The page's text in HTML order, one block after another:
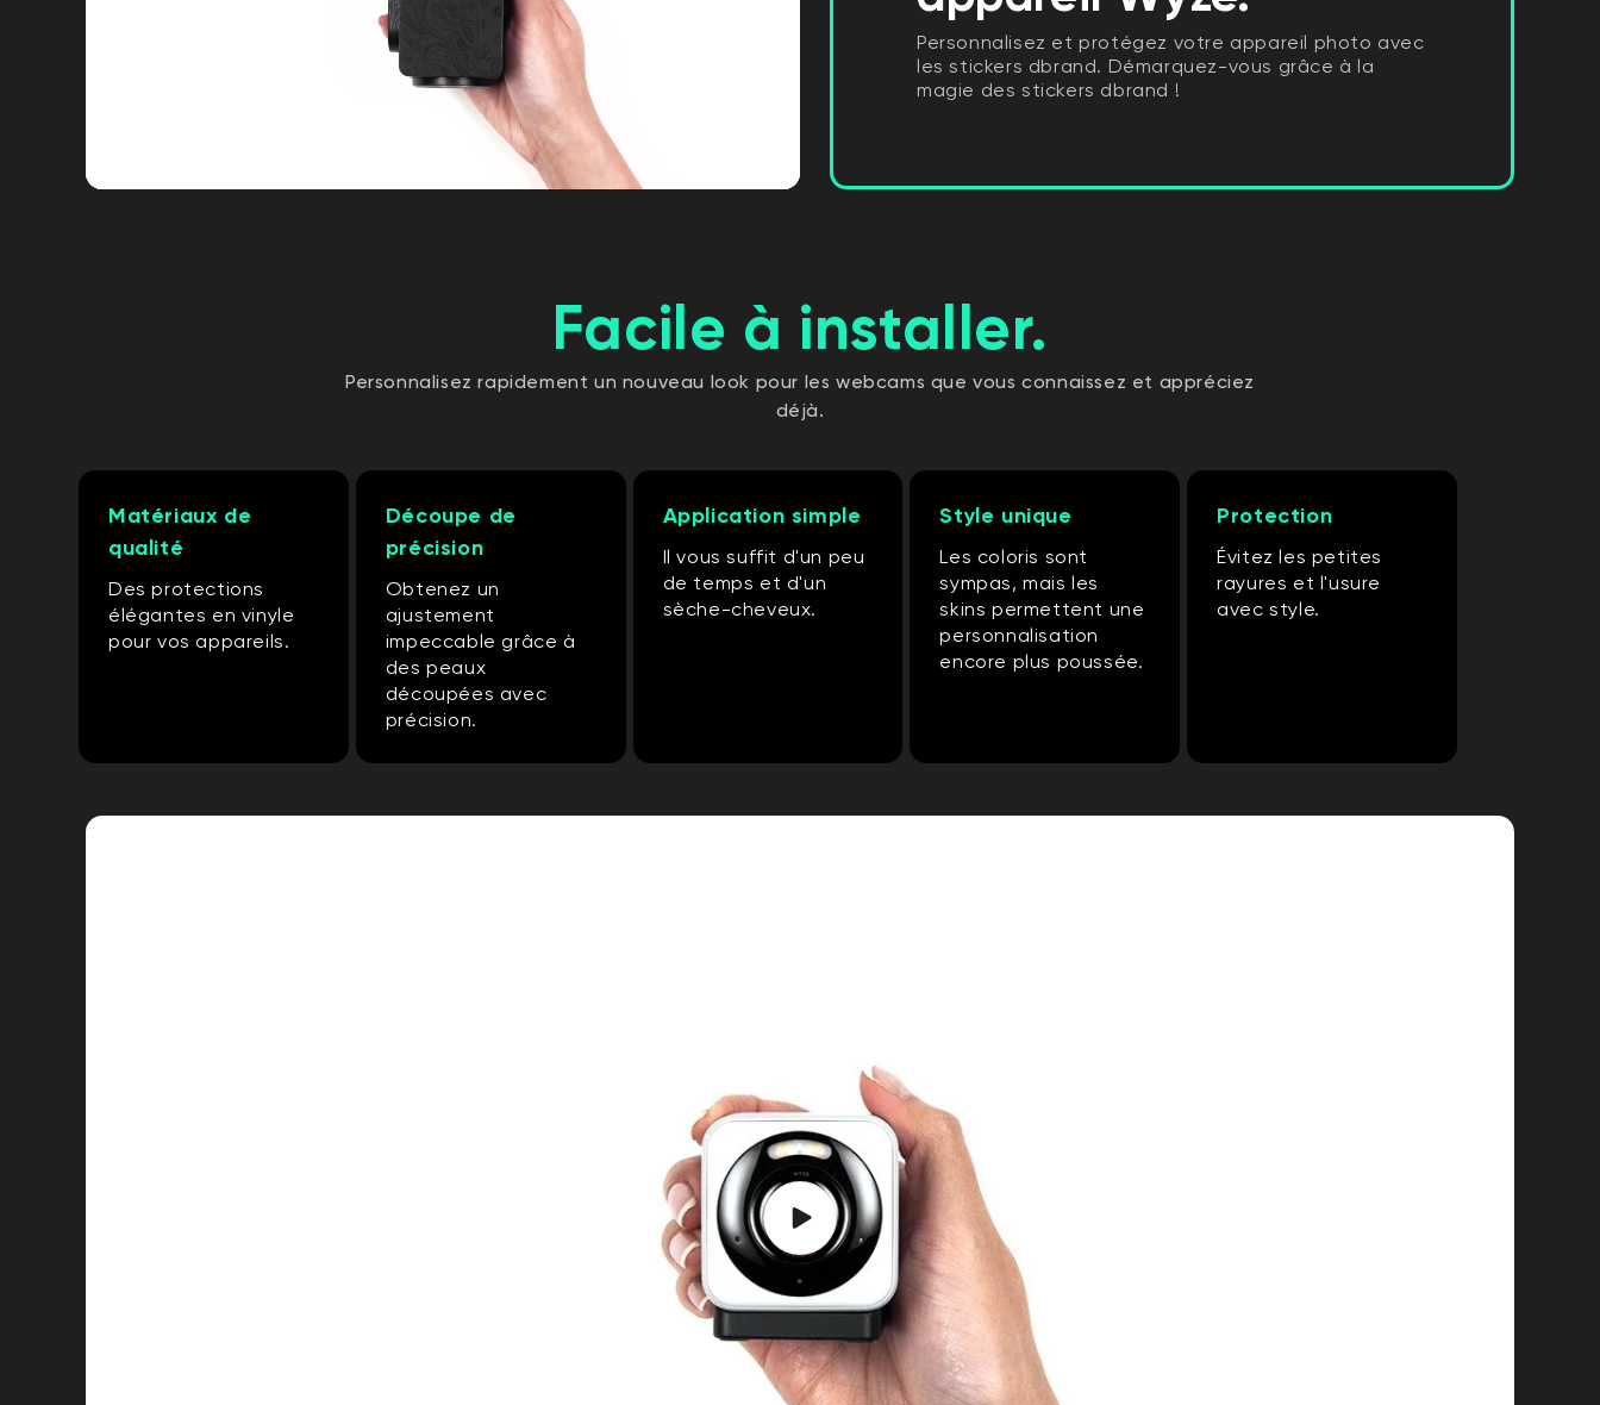
Personnalisez et protégez votre appareil photo avec
les stickers dbrand. Démarquez-vous grâce à la
magie des stickers dbrand !
Facile à installer.
Personnalisez rapidement un nouveau look pour les webcams que vous connaissez et appréciez
déjà.
Matériaux de
qualité
Des protections
élégantes en vinyle
pour vos appareils.
Découpe de
précision
Obtenez un
ajustement
impeccable grâce à
des peaux
découpées avec
précision.
Application simple
Il vous suffit d'un peu
de temps et d'un
sèche-cheveux.
Style unique
Les coloris sont
sympas, mais les
skins permettent une
personnalisation
encore plus poussée.
Protection
Évitez les petites
rayures et l'usure
avec style.